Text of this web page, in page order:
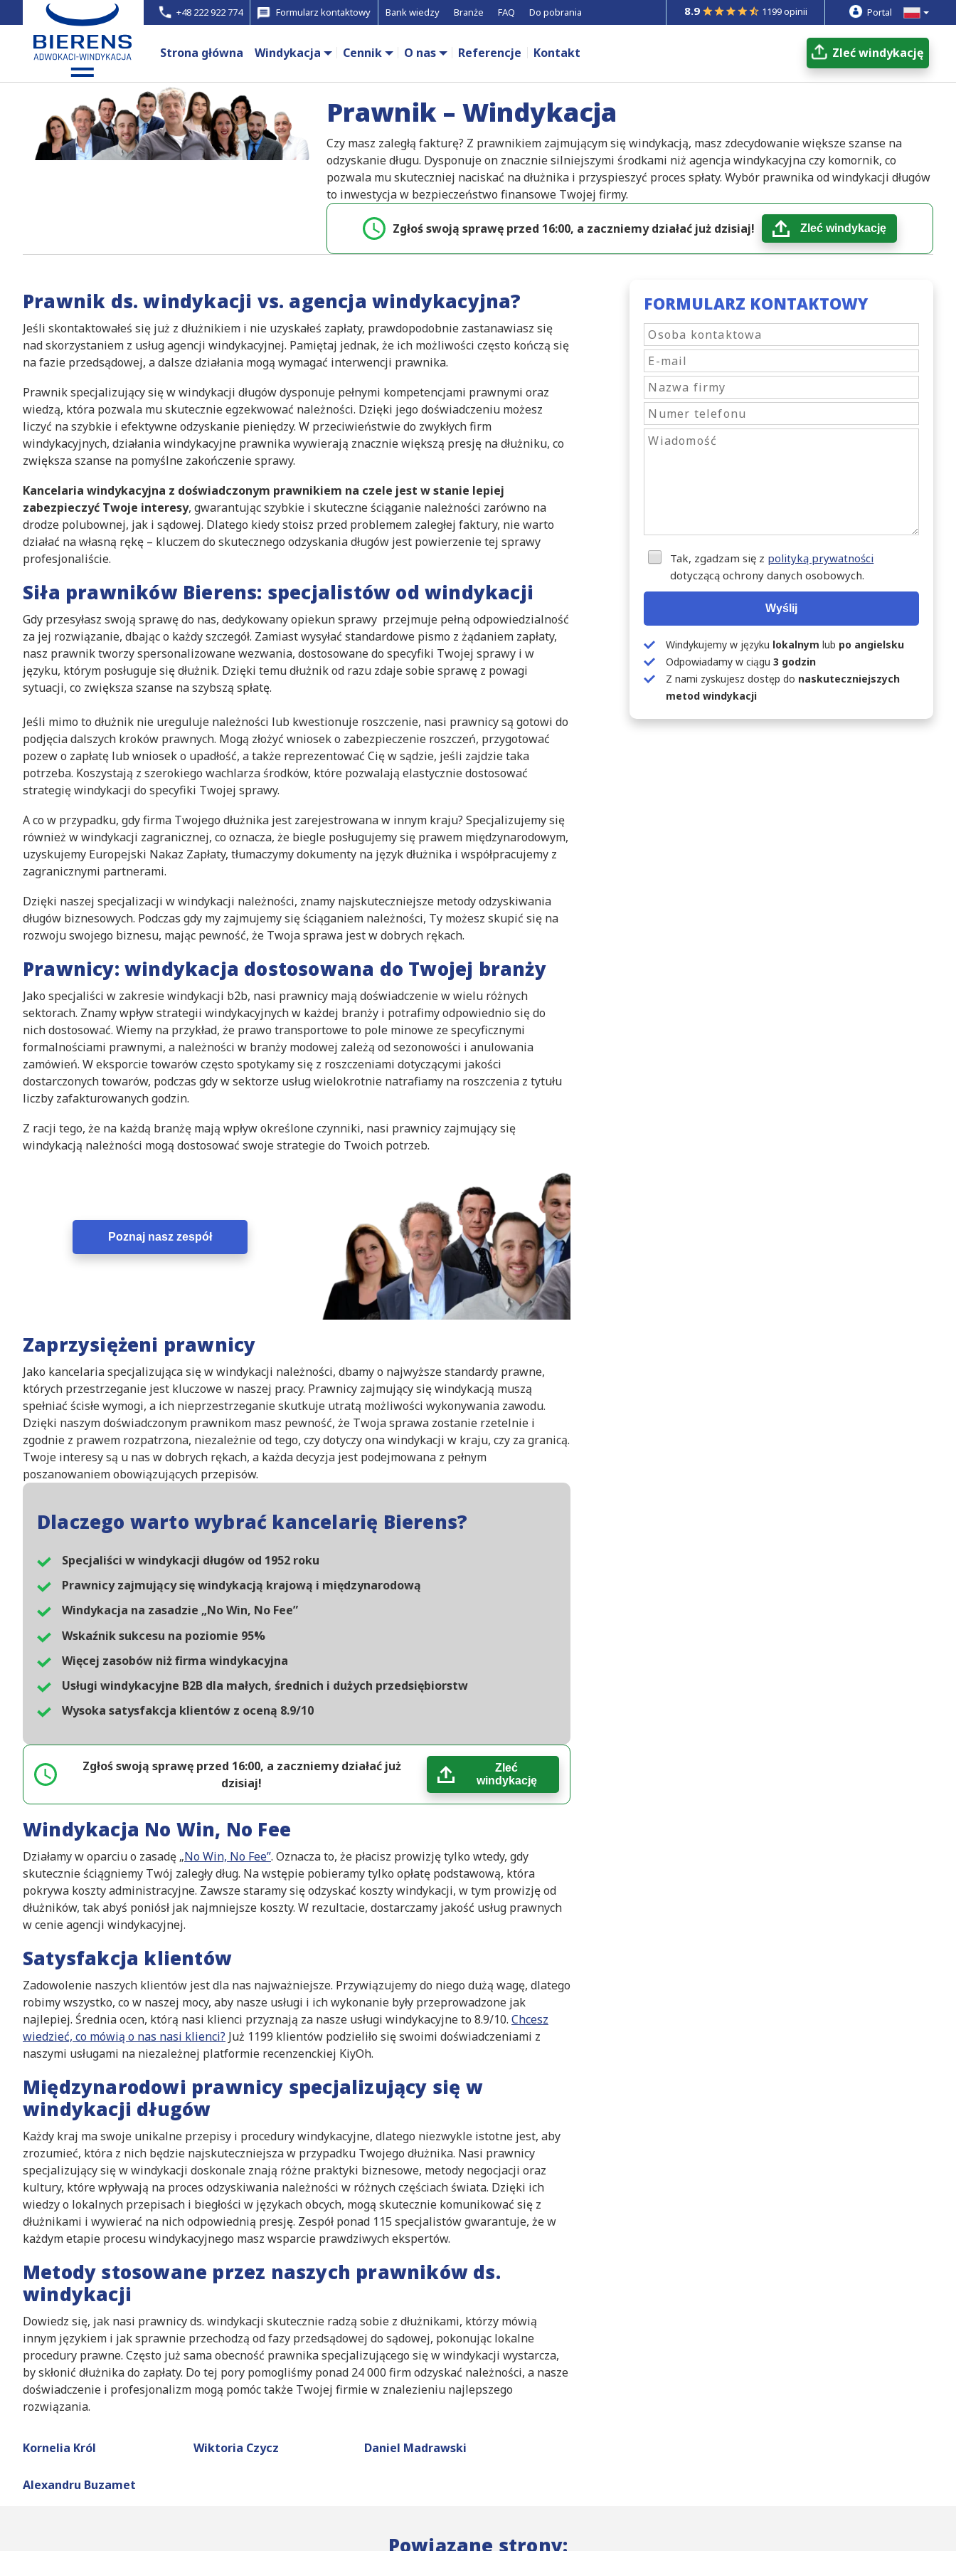
+48 222 922 774 Formularz kontaktowy Bank wiedzy Branże FAQ Do pobrania 8.9 1199 opinii Portal
Strona główna Windykacja Cennik O nas Referencje Kontakt Zleć windykację
Prawnik – Windykacja
Czy masz zaległą fakturę? Z prawnikiem zajmującym się windykacją, masz zdecydowanie większe szanse na
odzyskanie długu. Dysponuje on znacznie silniejszymi środkami niż agencja windykacyjna czy komornik, co
pozwala mu skuteczniej naciskać na dłużnika i przyspieszyć proces spłaty. Wybór prawnika od windykacji długów
to inwestycja w bezpieczeństwo finansowe Twojej firmy.
Zgłoś swoją sprawę przed 16:00, a zaczniemy działać już dzisiaj! Zleć windykację
Prawnik ds. windykacji vs. agencja windykacyjna?
Jeśli skontaktowałeś się już z dłużnikiem i nie uzyskałeś zapłaty, prawdopodobnie zastanawiasz się
nad skorzystaniem z usług agencji windykacyjnej. Pamiętaj jednak, że ich możliwości często kończą się
na fazie przedsądowej, a dalsze działania mogą wymagać interwencji prawnika.
Prawnik specjalizujący się w windykacji długów dysponuje pełnymi kompetencjami prawnymi oraz
wiedzą, która pozwala mu skutecznie egzekwować należności. Dzięki jego doświadczeniu możesz
liczyć na szybkie i efektywne odzyskanie pieniędzy. W przeciwieństwie do zwykłych firm
windykacyjnych, działania windykacyjne prawnika wywierają znacznie większą presję na dłużniku, co
zwiększa szanse na pomyślne zakończenie sprawy.
Kancelaria windykacyjna z doświadczonym prawnikiem na czele jest w stanie lepiej
zabezpieczyć Twoje interesy, gwarantując szybkie i skuteczne ściąganie należności zarówno na
drodze polubownej, jak i sądowej. Dlatego kiedy stoisz przed problemem zaległej faktury, nie warto
działać na własną rękę – kluczem do skutecznego odzyskania długów jest powierzenie tej sprawy
profesjonaliście.
Siła prawników Bierens: specjalistów od windykacji
Gdy przesyłasz swoją sprawę do nas, dedykowany opiekun sprawy przejmuje pełną odpowiedzialność
za jej rozwiązanie, dbając o każdy szczegół. Zamiast wysyłać standardowe pismo z żądaniem zapłaty,
nasz prawnik tworzy spersonalizowane wezwania, dostosowane do specyfiki Twojej sprawy i w
języku, którym posługuje się dłużnik. Dzięki temu dłużnik od razu zdaje sobie sprawę z powagi
sytuacji, co zwiększa szanse na szybszą spłatę.
Jeśli mimo to dłużnik nie ureguluje należności lub kwestionuje roszczenie, nasi prawnicy są gotowi do
podjęcia dalszych kroków prawnych. Mogą złożyć wniosek o zabezpieczenie roszczeń, przygotować
pozew o zapłatę lub wniosek o upadłość, a także reprezentować Cię w sądzie, jeśli zajdzie taka
potrzeba. Koszystają z szerokiego wachlarza środków, które pozwalają elastycznie dostosować
strategię windykacji do specyfiki Twojej sprawy.
A co w przypadku, gdy firma Twojego dłużnika jest zarejestrowana w innym kraju? Specjalizujemy się
również w windykacji zagranicznej, co oznacza, że biegle posługujemy się prawem międzynarodowym,
uzyskujemy Europejski Nakaz Zapłaty, tłumaczymy dokumenty na język dłużnika i współpracujemy z
zagranicznymi partnerami.
Dzięki naszej specjalizacji w windykacji należności, znamy najskuteczniejsze metody odzyskiwania
długów biznesowych. Podczas gdy my zajmujemy się ściąganiem należności, Ty możesz skupić się na
rozwoju swojego biznesu, mając pewność, że Twoja sprawa jest w dobrych rękach.
Prawnicy: windykacja dostosowana do Twojej branży
Jako specjaliści w zakresie windykacji b2b, nasi prawnicy mają doświadczenie w wielu różnych
sektorach. Znamy wpływ strategii windykacyjnych w każdej branży i potrafimy odpowiednio się do
nich dostosować. Wiemy na przykład, że prawo transportowe to pole minowe ze specyficznymi
formalnościami prawnymi, a należności w branży modowej zależą od sezonowości i anulowania
zamówień. W eksporcie towarów często spotykamy się z roszczeniami dotyczącymi jakości
dostarczonych towarów, podczas gdy w sektorze usług wielokrotnie natrafiamy na roszczenia z tytułu
liczby zafakturowanych godzin.
Z racji tego, że na każdą branżę mają wpływ określone czynniki, nasi prawnicy zajmujący się
windykacją należności mogą dostosować swoje strategie do Twoich potrzeb.
Poznaj nasz zespół
Zaprzysiężeni prawnicy
Jako kancelaria specjalizująca się w windykacji należności, dbamy o najwyższe standardy prawne,
których przestrzeganie jest kluczowe w naszej pracy. Prawnicy zajmujący się windykacją muszą
spełniać ścisłe wymogi, a ich nieprzestrzeganie skutkuje utratą możliwości wykonywania zawodu.
Dzięki naszym doświadczonym prawnikom masz pewność, że Twoja sprawa zostanie rzetelnie i
zgodnie z prawem rozpatrzona, niezależnie od tego, czy dotyczy ona windykacji w kraju, czy za granicą.
Twoje interesy są u nas w dobrych rękach, a każda decyzja jest podejmowana z pełnym
poszanowaniem obowiązujących przepisów.
Dlaczego warto wybrać kancelarię Bierens?
Specjaliści w windykacji długów od 1952 roku
Prawnicy zajmujący się windykacją krajową i międzynarodową
Windykacja na zasadzie „No Win, No Fee”
Wskaźnik sukcesu na poziomie 95%
Więcej zasobów niż firma windykacyjna
Usługi windykacyjne B2B dla małych, średnich i dużych przedsiębiorstw
Wysoka satysfakcja klientów z oceną 8.9/10
Zgłoś swoją sprawę przed 16:00, a zaczniemy działać już
dzisiaj!
Zleć
windykację
Windykacja No Win, No Fee
Działamy w oparciu o zasadę „No Win, No Fee”. Oznacza to, że płacisz prowizję tylko wtedy, gdy
skutecznie ściągniemy Twój zaległy dług. Na wstępie pobieramy tylko opłatę podstawową, która
pokrywa koszty administracyjne. Zawsze staramy się odzyskać koszty windykacji, w tym prowizję od
dłużników, tak abyś poniósł jak najmniejsze koszty. W rezultacie, dostarczamy jakość usług prawnych
w cenie agencji windykacyjnej.
Satysfakcja klientów
Zadowolenie naszych klientów jest dla nas najważniejsze. Przywiązujemy do niego dużą wagę, dlatego
robimy wszystko, co w naszej mocy, aby nasze usługi i ich wykonanie były przeprowadzone jak
najlepiej. Średnia ocen, którą nasi klienci przyznają za nasze usługi windykacyjne to 8.9/10. Chcesz
wiedzieć, co mówią o nas nasi klienci? Już 1199 klientów podzieliło się swoimi doświadczeniami z
naszymi usługami na niezależnej platformie recenzenckiej KiyOh.
Międzynarodowi prawnicy specjalizujący się w
windykacji długów
Każdy kraj ma swoje unikalne przepisy i procedury windykacyjne, dlatego niezwykle istotne jest, aby
zrozumieć, która z nich będzie najskuteczniejsza w przypadku Twojego dłużnika. Nasi prawnicy
specjalizujący się w windykacji doskonale znają różne praktyki biznesowe, metody negocjacji oraz
kultury, które wpływają na proces odzyskiwania należności w różnych częściach świata. Dzięki ich
wiedzy o lokalnych przepisach i biegłości w językach obcych, mogą skutecznie komunikować się z
dłużnikami i wywierać na nich odpowiednią presję. Zespół ponad 115 specjalistów gwarantuje, że w
każdym etapie procesu windykacyjnego masz wsparcie prawdziwych ekspertów.
Metody stosowane przez naszych prawników ds.
windykacji
Dowiedz się, jak nasi prawnicy ds. windykacji skutecznie radzą sobie z dłużnikami, którzy mówią
innym językiem i jak sprawnie przechodzą od fazy przedsądowej do sądowej, pokonując lokalne
procedury prawne. Często już sama obecność prawnika specjalizującego się w windykacji wystarcza,
by skłonić dłużnika do zapłaty. Do tej pory pomogliśmy ponad 24 000 firm odzyskać należności, a nasze
doświadczenie i profesjonalizm mogą pomóc także Twojej firmie w znalezieniu najlepszego
rozwiązania.
Kornelia Król Wiktoria Czycz Daniel Madrawski
Alexandru Buzamet
FORMULARZ KONTAKTOWY
Tak, zgadzam się z polityką prywatności
dotyczącą ochrony danych osobowych.
Wyślij
Windykujemy w języku lokalnym lub po angielsku
Odpowiadamy w ciągu3 godzin
Z nami zyskujesz dostęp do naskuteczniejszych
metod windykacji
Powiązane strony: